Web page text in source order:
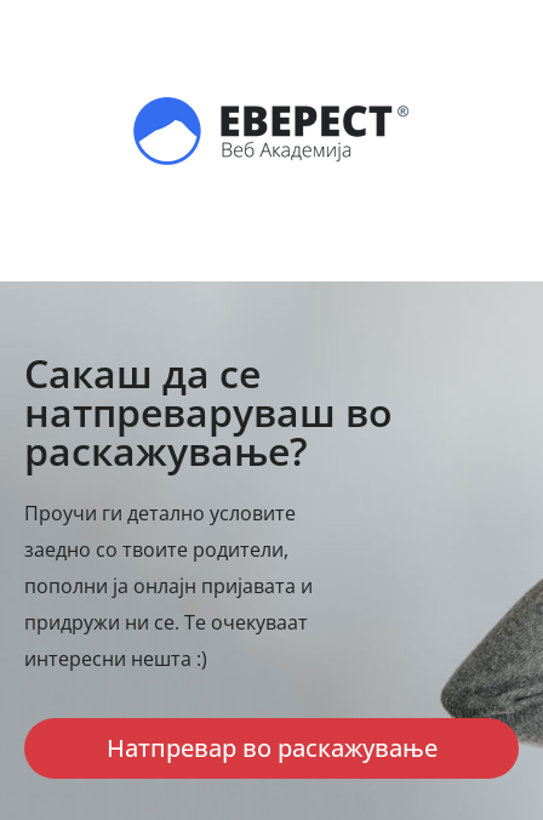
Сакаш да се
натпреваруваш во
раскажување?
Проучи ги детално условите
заедно со твоите родители,
пополни ја онлајн пријавата и
придружи ни се. Те очекуваат
интересни нешта :)
Натпревар во раскажување